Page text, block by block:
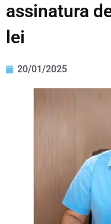
assinatura
lei
20/01/2025